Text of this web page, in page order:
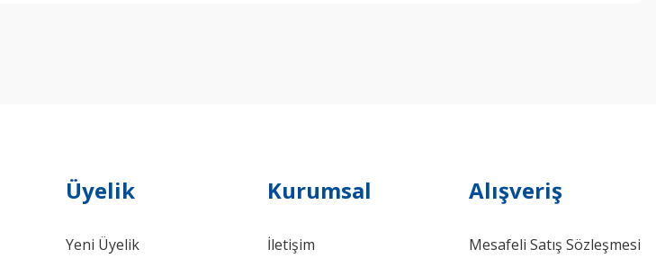
Üyelik
Yeni Üyelik
Kurumsal
İletişim
Alışveriş
Mesafeli Satış Sözleşmesi